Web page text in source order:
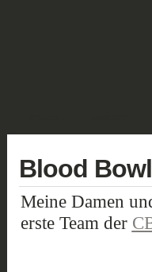
Blood
Meine Damen
erste Team der